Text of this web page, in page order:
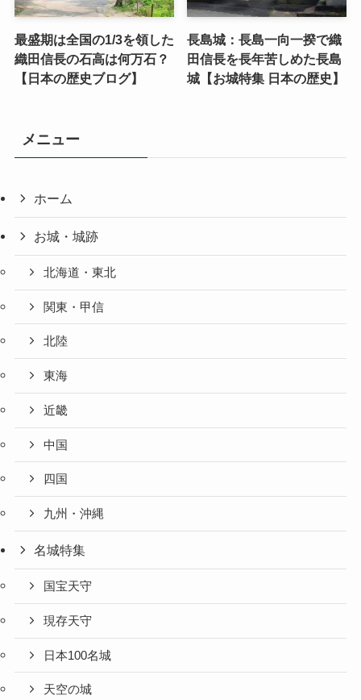
最盛期は全国の1/3を領した
織田信長の石高は何万石？
【日本の歴史ブログ】
長島城：長島一向一揆で織
田信長を長年苦しめた長島
城【お城特集 日本の歴史】
メニュー
ホーム
お城・城跡
北海道・東北
関東・甲信
北陸
東海
近畿
中国
四国
九州・沖縄
名城特集
国宝天守
現存天守
日本100名城
天空の城